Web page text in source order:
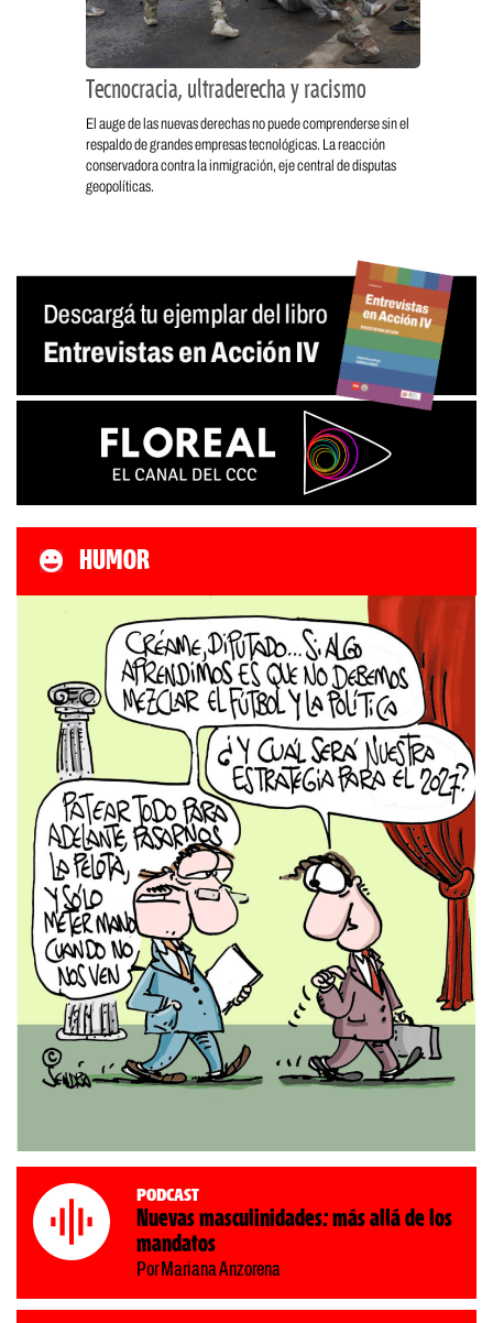
Tecnocracia, ultraderecha y racismo
El auge de las nuevas derechas no puede comprenderse sin el
respaldo de grandes empresas tecnológicas. La reacción
conservadora contra la inmigración, eje central de disputas
geopolíticas.
HUMOR
Podcast
Nuevas masculinidades: más allá de los
mandatos
Por Mariana Anzorena